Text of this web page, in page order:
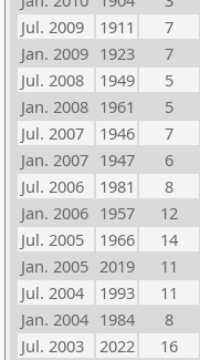
Jul. 2009
1911 7
Jan. 2009 1923 7
Jul. 2008
1949 5
Jan. 2008 1961 5
Jul. 2007
1946 7
Jan. 2007 1947 6
Jul. 2006
1981 8
Jan. 2006 1957 12
Jul. 2005
1966 14
Jan. 2005 2019 11
Jul. 2004
1993 11
Jan. 2004 1984 8
Jul. 2003
2022 16